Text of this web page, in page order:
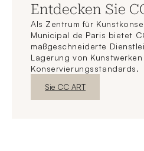
Entdecken Sie
Als Zentrum für
Municipal de Paris bietet
maßgeschneiderte
Lagerung von
Konservierungsstandards.
Neues FensterEntdecken
Sie CC ART